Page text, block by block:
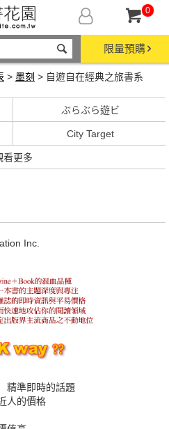
0
限量預購
> 墨刻 > 自遊自在經典之旅書系
ぶらぶら遊ビ
City Target
看更多
Inc.
準即時的話題
人的價格